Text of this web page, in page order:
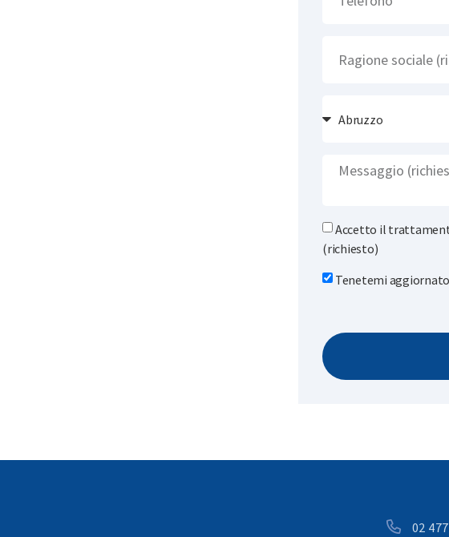
Accetto il
(richiesto)
Tenetemi
02